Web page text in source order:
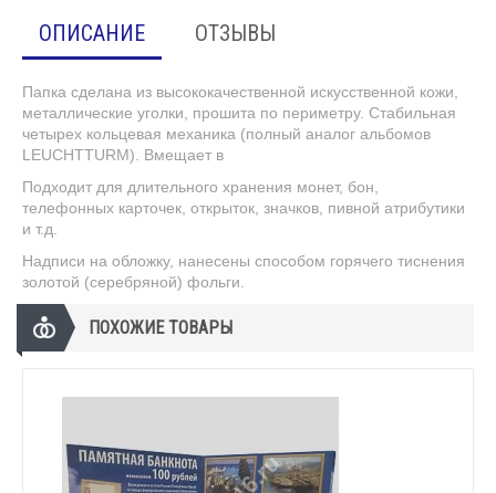
ОПИСАНИЕ ОТЗЫВЫ
Папка сделана из высококачественной искусственной кожи,
металлические уголки, прошита по периметру. Стабильная
четырех кольцевая механика (полный аналог альбомов
LEUCHTTURM). Вмещает в
Подходит для длительного хранения монет, бон,
телефонных карточек, открыток, значков, пивной атрибутики
и т.д.
Надписи на обложку, нанесены способом горячего тиснения
золотой (серебряной) фольги.
ПОХОЖИЕ ТОВАРЫ